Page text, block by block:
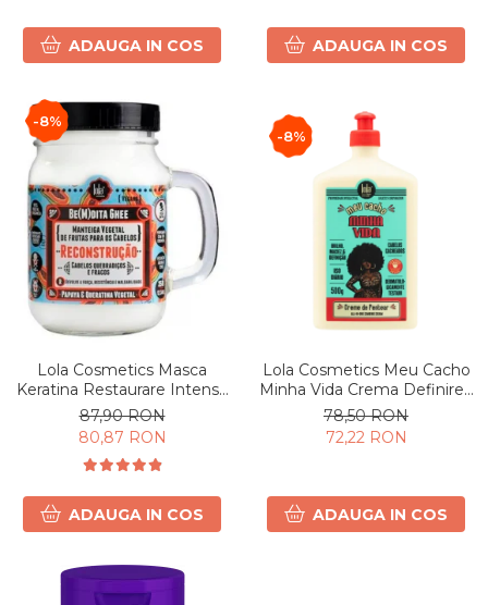
ADAUGA IN COS ADAUGA IN COS
-8%
Lola Cosmetics Masca
Keratina Restaurare Intensa
350g
87,90 RON
80,87 RON
ADAUGA IN COS
-8%
Lola Cosmetics Meu Cacho
Minha Vida Crema Definirea
și Intensificarea Buclelor
500 g
78,50 RON
72,22 RON
ADAUGA IN COS